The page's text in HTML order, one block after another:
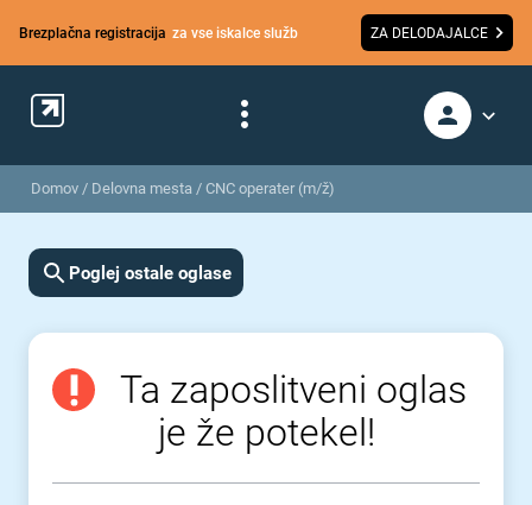
Brezplačna registracija za vse iskalce služb ZA DELODAJALCE
Domov / Delovna mesta / CNC operater (m/ž)
Poglej ostale oglase
Ta zaposlitveni oglas
je že potekel!